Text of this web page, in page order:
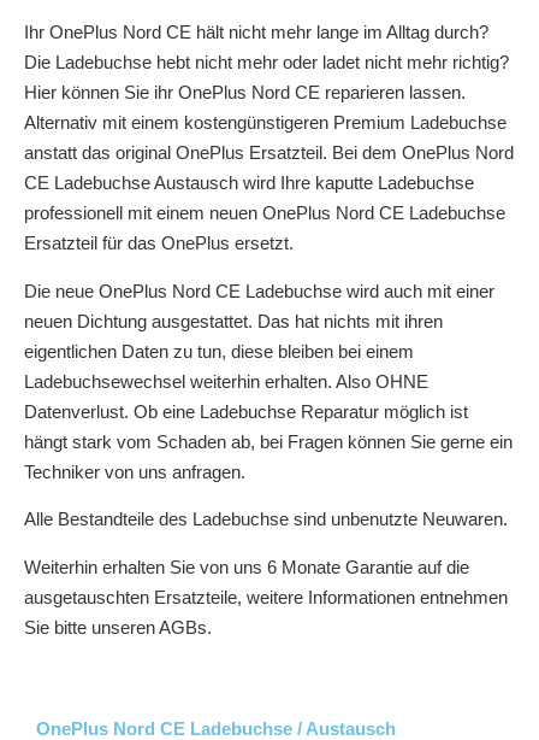
Ihr OnePlus Nord CE hält nicht mehr lange im Alltag durch?
Die Ladebuchse hebt nicht mehr oder ladet nicht mehr richtig?
Hier können Sie ihr OnePlus Nord CE reparieren lassen.
Alternativ mit einem kostengünstigeren Premium Ladebuchse
anstatt das original OnePlus Ersatzteil. Bei dem OnePlus Nord
CE Ladebuchse Austausch wird Ihre kaputte Ladebuchse
professionell mit einem neuen OnePlus Nord CE Ladebuchse
Ersatzteil für das OnePlus ersetzt.
Die neue OnePlus Nord CE Ladebuchse wird auch mit einer
neuen Dichtung ausgestattet. Das hat nichts mit ihren
eigentlichen Daten zu tun, diese bleiben bei einem
Ladebuchsewechsel weiterhin erhalten. Also OHNE
Datenverlust. Ob eine Ladebuchse Reparatur möglich ist
hängt stark vom Schaden ab, bei Fragen können Sie gerne ein
Techniker von uns anfragen.
Alle Bestandteile des Ladebuchse sind unbenutzte Neuwaren.
Weiterhin erhalten Sie von uns 6 Monate Garantie auf die
ausgetauschten Ersatzteile, weitere Informationen entnehmen
Sie bitte unseren AGBs.
OnePlus Nord CE Ladebuchse / Austausch